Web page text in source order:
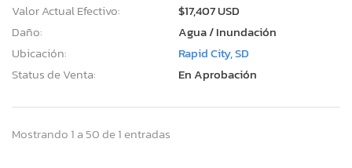
Valor Actual Efectivo:
$17,407 USD
Daño:
Agua / Inundación
Ubicación:
Rapid City, SD
Status de Venta:
En Aprobación
Mostrando 1 a 50 de 1 entradas